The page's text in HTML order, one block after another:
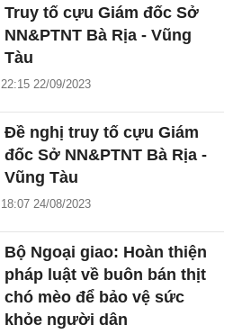
Truy tố cựu Giám đốc Sở
NN&PTNT Bà Rịa - Vũng
Tàu
22:15 22/09/2023
Đề nghị truy tố cựu Giám
đốc Sở NN&PTNT Bà Rịa -
Vũng Tàu
18:07 24/08/2023
Bộ Ngoại giao: Hoàn thiện
pháp luật về buôn bán thịt
chó mèo để bảo vệ sức
khỏe người dân